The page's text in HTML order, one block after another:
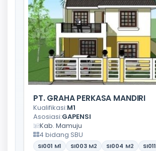
PT. GRAHA PERKASA MANDIRI
Kualifikasi:M1
Asosiasi:GAPENSI
Kab. Mamuju
4 bidang SBU
SI001 M1 SI003 M2 SI004 M2 SI011